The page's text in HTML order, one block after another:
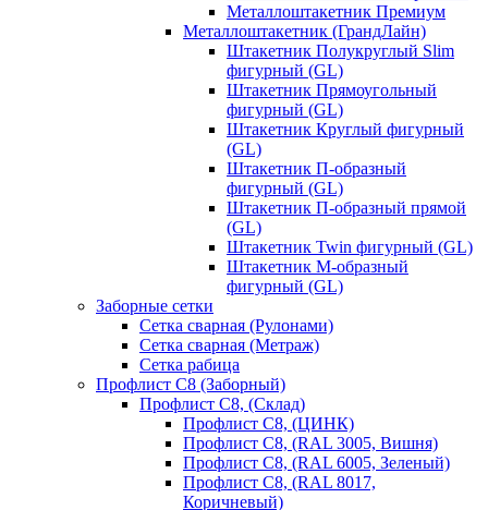
Металлоштакетник Премиум
Металлоштакетник (ГрандЛайн)
Штакетник Полукруглый Slim
фигурный (GL)
Штакетник Прямоугольный
фигурный (GL)
Штакетник Круглый фигурный
(GL)
Штакетник П-образный
фигурный (GL)
Штакетник П-образный прямой
(GL)
Штакетник Twin фигурный (GL)
Штакетник М-образный
фигурный (GL)
Заборные сетки
Сетка сварная (Рулонами)
Сетка сварная (Метраж)
Сетка рабица
Профлист С8 (Заборный)
Профлист С8, (Склад)
Профлист С8, (ЦИНК)
Профлист С8, (RAL 3005, Вишня)
Профлист С8, (RAL 6005, Зеленый)
Профлист С8, (RAL 8017,
Коричневый)